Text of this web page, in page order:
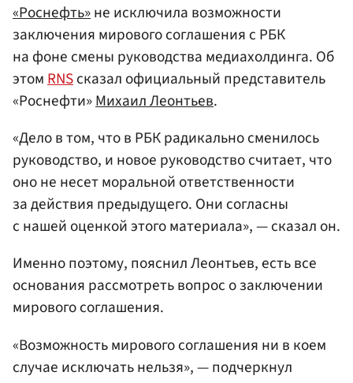
«Роснефть»не исключила возможности
заключения мирового соглашения с РБК
на фоне смены руководства медиахолдинга. Об
этомRNSсказал официальный представитель
«Роснефти»Михаил Леонтьев.
«Дело в том, что в РБК радикально сменилось
руководство, и новое руководство считает, что
оно не несет моральной ответственности
за действия предыдущего. Они согласны
с нашей оценкой этого материала», — сказал он.
Именно поэтому, пояснил Леонтьев, есть все
основания рассмотреть вопрос о заключении
мирового соглашения.
«Возможность мирового соглашения ни в коем
случае исключать нельзя», — подчеркнул